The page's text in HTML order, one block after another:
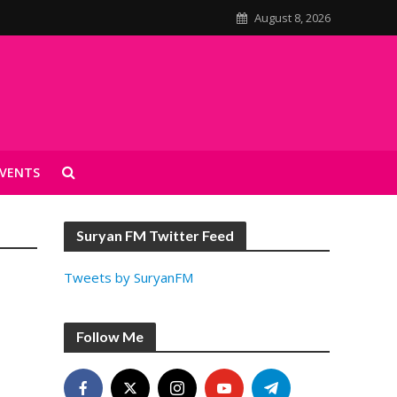
August 8, 2026
Suryan FM Twitter Feed
Tweets by SuryanFM
Follow Me